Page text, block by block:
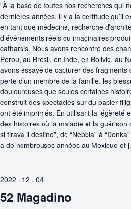
"À la base de toutes nos recherches qui
dernières années, il y a la certitude qu’il
en tant que médecine, recherche
d’événements réels ou imaginaires
catharsis. Nous avons rencontré des
Pérou, au Brésil, en Inde, en Bolivie, au
avons essayé de capturer des fragments
perte d’un membre de la famille, les
douloureuses que seules certaines
construit des spectacles sur du papier
ont été imprimés. En utilisant la légèreté
des histoires où la maladie et la guérison
si tirava il destino”, de “Nebbia” à
a de nombreuses années au Mexique et
2022 . 12 . 04
52 Magadino